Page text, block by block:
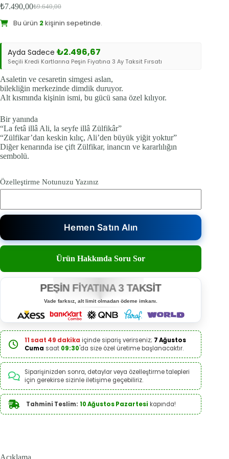
₺9.640,00
Orijinal
fiyat:
₺9.640,00.
₺7.490,00Şu
andaki
fiyat:
Bu ürün2kişinin sepetinde.
Sevilen Ürün:9kişi favoriledi.
Ayda Sadece ₺2.496,67
Seçili Kredi Kartlarına Peşin Fiyatına 3 Ay Taksit Fırsatı
Asaletin ve cesaretin simgesi aslan,
bilekliğin merkezinde dimdik duruyor.
Alt kısmında kişinin ismi, bu gücü sana özel kılıyor.
Bir yanında
“La fetâ illâ Ali, la seyfe illâ Zülfikâr”
“Zülfikar’dan keskin kılıç, Ali’den büyük yiğit yoktur”
Diğer kenarında ise çift Zülfikar, inancın ve kararlılığın
sembolü.
Özelleştirme Notunuzu Yazınız
Hemen Satın Alın
Ürün Hakkında Soru Sor
PEŞİN FİYATINA 3 TAKSİT
Vade farksız, alt limit olmadan ödeme imkanı.
11 saat 49 dakika içinde sipariş verirseniz; 7 Ağustos
Cuma saat 09:30'da size özel üretime başlanacaktır.
Siparişinizden sonra, detaylar veya özelleştirme talepleri
için gerekirse sizinle iletişime geçebiliriz.
Tahmini Teslim: 10 Ağustos Pazartesi kapında!